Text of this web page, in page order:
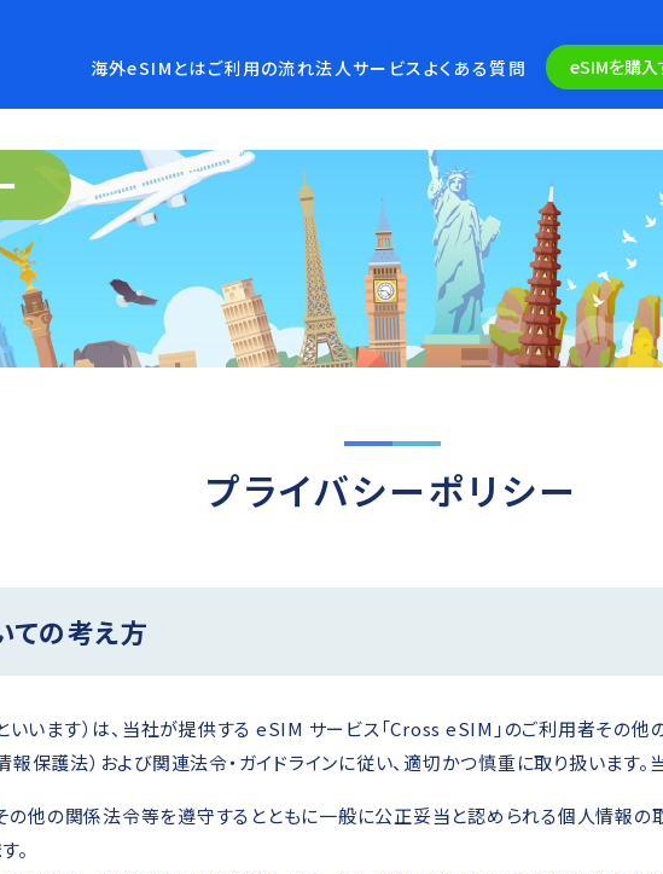
海外eSIMとはご利用の流れ法人サービス よくある質問 eSIMを購入
プライバシーポリシー
の考え方
いいます）は、当社が提供する eSIM サービス「Cross eSIM」のご利用者その他
保護法）および関連法令・ガイドラインに従い、適切かつ慎重に取り扱います。
他の関係法令等を遵守するとともに一般に公正妥当と認められる個人情報の
。